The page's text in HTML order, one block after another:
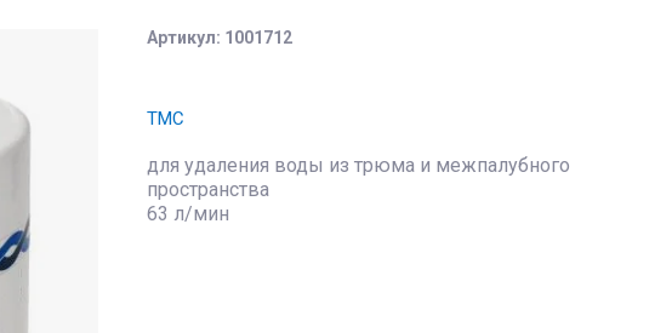
Артикул: 1001712
TMC
для удаления воды из трюма и межпалубного
пространства
63 л/мин